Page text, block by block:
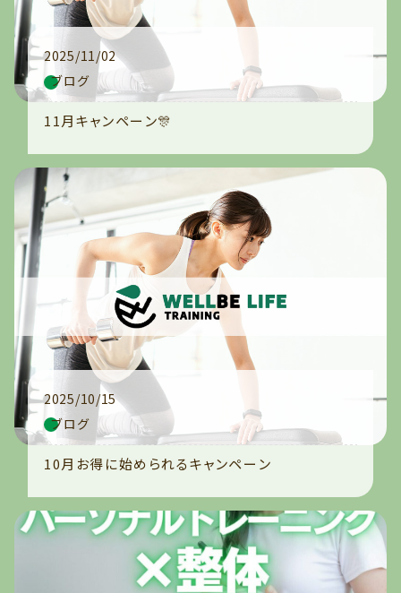
2025/11/02
ブログ
11月キャンペーン🎊
2025/10/15
ブログ
10月お得に始められるキャンペーン